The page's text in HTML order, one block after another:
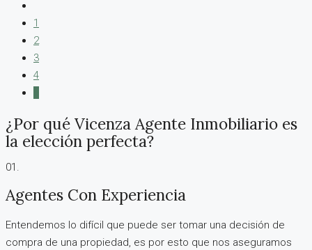
1
2
3
4
¿Por qué Vicenza Agente Inmobiliario es
la elección perfecta?
01.
Agentes Con Experiencia
Entendemos lo difícil que puede ser tomar una decisión de
compra de una propiedad, es por esto que nos aseguramos